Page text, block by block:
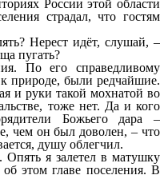
России этой области
страдал, что гостям
Нерест идёт, слушай, –
пугать?
По его справедливому
были редчайшие.
и руки такой мохнатой во
тоже нет. Да и кого
Божьего дара –
чем он был доволен, – что
душу облегчил.
я залетел в матушку
этом главе поселения. В